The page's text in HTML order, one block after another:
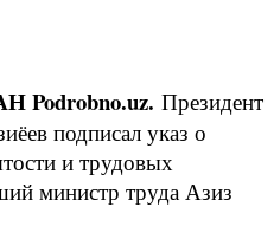
Podrobno.uz. Президент
подписал указ о
и трудовых
министр труда Азиз